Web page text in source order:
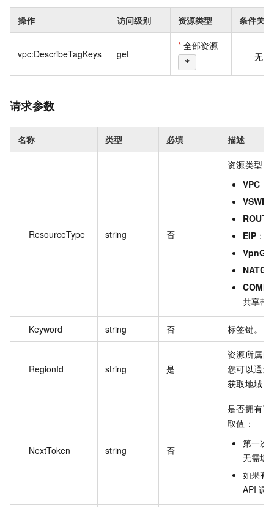
操作 访问级别 资源类型 条件关
vpc:DescribeTagKeys get
* 全部资源
* 无
请求参数
名称 类型 必填 描述
ResourceType string 否
资源类型
VPC ：
EIP ：
共享带
Keyword string 否 标签键。
RegionId string 是
资源所属
您可以通
获取地域
NextToken string 否
是否拥有
取值：
第一次
无需填
如果有
API 调